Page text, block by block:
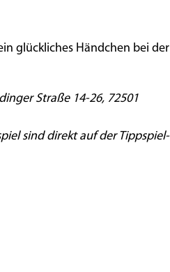
glückliches Händchen bei der
Straße 14-26, 72501
sind direkt auf der Tippspiel-